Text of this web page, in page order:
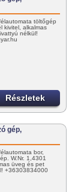
töltőgép
kivitel, alkalmas
nélkül!
Részletek
gép,
bor,
W.Nr. 1,4301
üveg és pet
+36303834000